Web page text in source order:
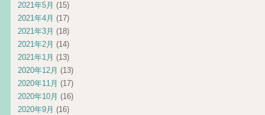
2021年5月 (15)
2021年4月 (17)
2021年3月 (18)
2021年2月 (14)
2021年1月 (13)
2020年12月 (13)
2020年11月 (17)
2020年10月 (16)
2020年9月 (16)